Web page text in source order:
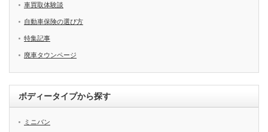
車買取体験談
自動車保険の選び方
特集記事
廃車タウンページ
ボディータイプから探す
ミニバン